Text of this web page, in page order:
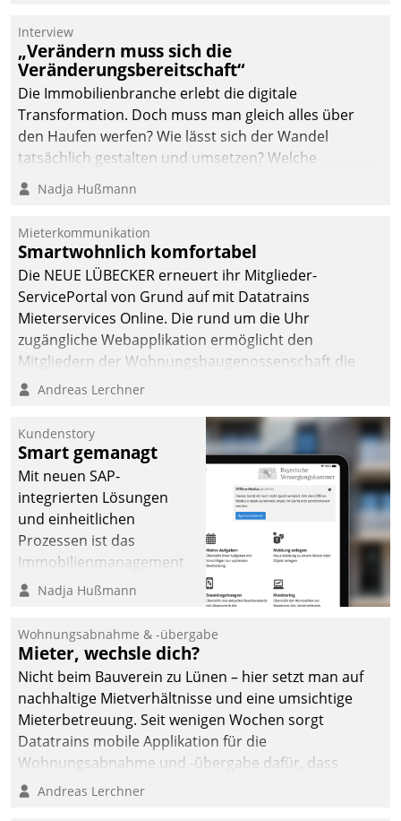
Interview
„Verändern muss sich die
Veränderungsbereitschaft“
Die Immobilienbranche erlebt die digitale
Transformation. Doch muss man gleich alles über
den Haufen werfen? Wie lässt sich der Wandel
tatsächlich gestalten und umsetzen? Welche
Argumente zählen wirklich?
Nadja Hußmann
Mieterkommunikation
Smartwohnlich komfortabel
Die NEUE LÜBECKER erneuert ihr Mitglieder-
ServicePortal von Grund auf mit Datatrains
Mieterservices Online. Die rund um die Uhr
zugängliche Webapplikation ermöglicht den
Mitgliedern der Wohnungs­bau­genossenschaft die
Kontaktaufnahme per Smartphone, Tablet oder PC.
Andreas Lerchner
Kundenstory
Smart gemanagt
Mit neuen SAP-
integrierten Lösungen
und einheitlichen
Prozessen ist das
Immobilienmanagement
der Bayerischen
Ressort Kapitalanlage für
künftige Aufgaben und
Herausforderungen
gerüstet.
Nadja Hußmann
Wohnungsabnahme & -übergabe
Mieter, wechsle dich?
Nicht beim Bauverein zu Lünen – hier setzt man auf
nachhaltige Mietverhältnisse und eine umsichtige
Mieterbetreuung. Seit wenigen Wochen sorgt
Datatrains mobile Applikation für die
Wohnungsabnahme und -übergabe dafür, dass
Mieter wohlgeordnet kommen und, so es sein muss,
Andreas Lerchner